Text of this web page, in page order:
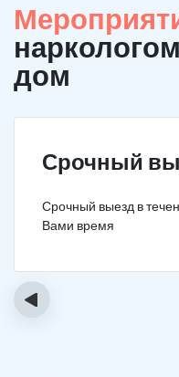
дом
Срочный
Срочный выезд в
Вами время
‹